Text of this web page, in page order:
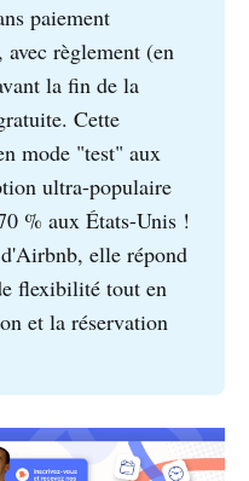
paiement
règlement (en
la fin de la
Cette
mode "test" aux
ultra-populaire
% aux États-Unis !
elle répond
flexibilité tout en
et la réservation